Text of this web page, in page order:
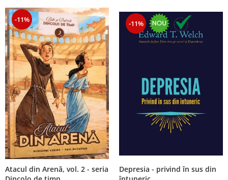
Sanatate / nutritie
-11%
Atacul din Arenă, vol. 2 - seria
-11%
Depresia - privind în sus din